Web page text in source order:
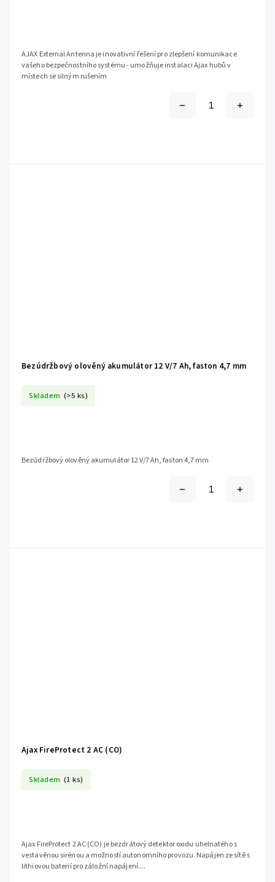
AJAX External Antenna je inovativní řešení pro zlepšení komunikace
vašeho bezpečnostního systému - umožňuje instalaci Ajax hubů v
místech se silným rušením
Bezúdržbový olověný akumulátor 12 V/7 Ah, faston 4,7 mm
Skladem (>5 ks)
Bezúdržbový olověný akumulátor 12 V/7 Ah, faston 4,7 mm
Ajax FireProtect 2 AC (CO)
Skladem (1 ks)
Ajax FireProtect 2 AC (CO) je bezdrátový detektor oxidu uhelnatého s
vestavěnou sirénou a možností autonomního provozu. Napájen ze sítě s
lithiovou baterií pro záložní napájení....